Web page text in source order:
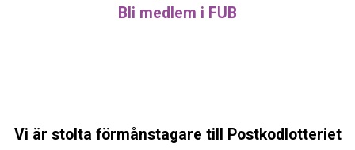
Bli medlem i FUB
Vi är stolta förmånstagare till Postkodlotteriet